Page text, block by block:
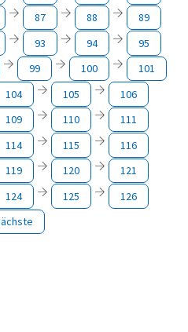
87 88
89
93 94
95
99 100
101
104 105
106
109 110
111
114 115
116
119 120
121
124 125
126